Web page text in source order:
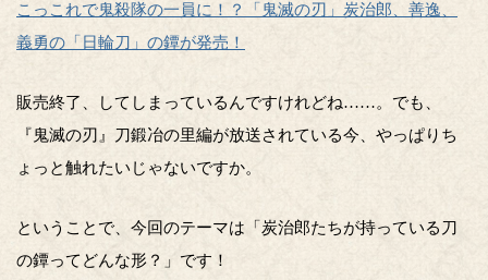
こっこれで鬼殺隊の一員に！？「鬼滅の刃」炭治郎、善逸、
義勇の「日輪刀」の鐔が発売！
販売終了、してしまっているんですけれどね……。でも、
『鬼滅の刃』刀鍛冶の里編が放送されている今、やっぱりち
ょっと触れたいじゃないですか。
ということで、今回のテーマは「炭治郎たちが持っている刀
の鐔ってどんな形？」です！